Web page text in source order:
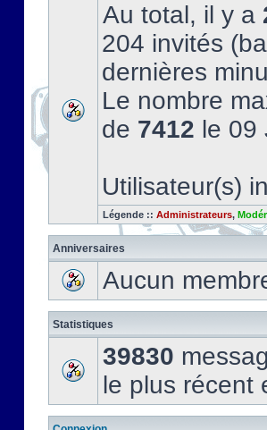
Au total, il y a
204 invités
dernières
Le nombre
de 7412 le 09
Utilisateur(s)
Légende :: Administrateurs,
Anniversaires
Aucun
Statistiques
39830
le plus récent